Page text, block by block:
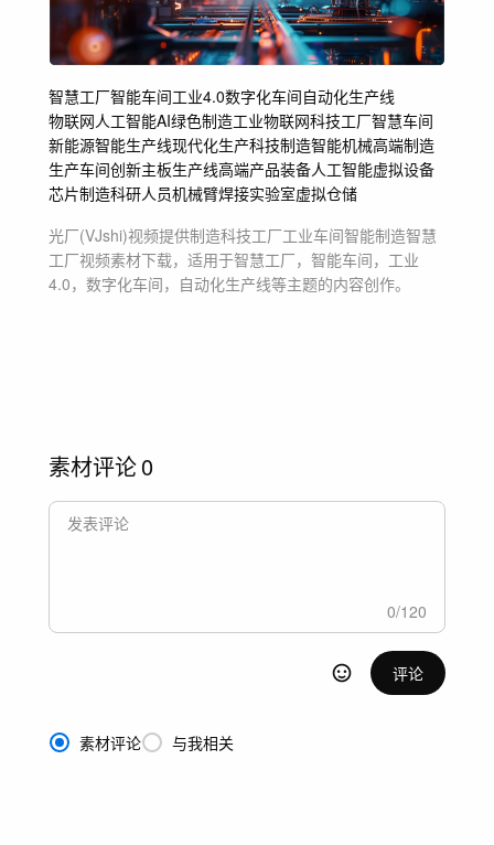
智慧工厂智能车间工业4.0数字化车间自动化生产线
物联网人工智能AI绿色制造工业物联网科技工厂智慧车间
新能源智能生产线现代化生产科技制造智能机械高端制造
生产车间创新主板生产线高端产品装备人工智能虚拟设备
芯片制造科研人员机械臂焊接实验室虚拟仓储
光厂(VJshi)视频提供制造科技工厂工业车间智能制造智慧
工厂视频素材下载，适用于智慧工厂，智能车间，工业
4.0，数字化车间，自动化生产线等主题的内容创作。
素材评论0
0/120
评论
素材评论 与我相关